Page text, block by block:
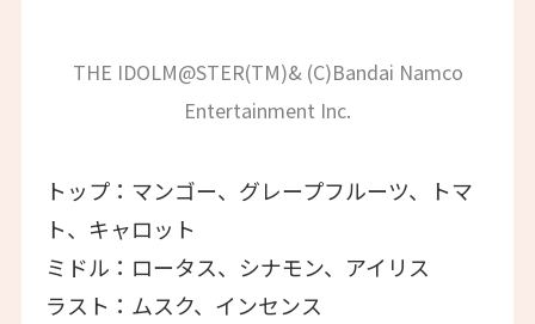
THE IDOLM@STER(TM)& (C)Bandai Namco
Entertainment Inc.
トップ：マンゴー、グレープフルーツ、トマ
ト、キャロット
ミドル：ロータス、シナモン、アイリス
ラスト：ムスク、インセンス